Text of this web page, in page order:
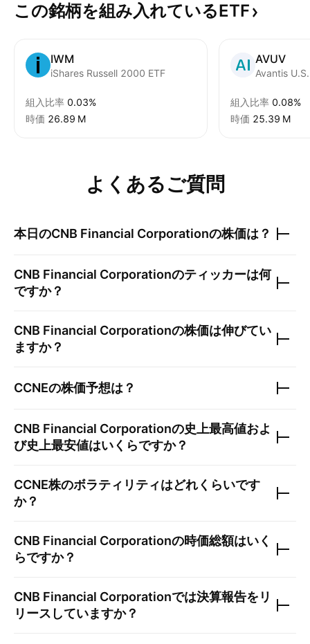
この銘柄を組み入れているETF
IWM
iShares Russell 2000 ETF
組入比率 0.03%
時価 ‪26.89 M‬
AVUV
組入比率 0.08%
時価 ‪25.39 M‬
よくあるご質問
本日のCNB Financial Corporationの株価は？
CNB Financial Corporationのティッカーは何
ですか？
CNB Financial Corporationの株価は伸びてい
ますか？
CCNEの株価予想は？
CNB Financial Corporationの史上最高値およ
び史上最安値はいくらですか？
CCNE株のボラティリティはどれくらいです
か？
CNB Financial Corporationの時価総額はいく
らですか？
CNB Financial Corporationでは決算報告をリ
リースしていますか？